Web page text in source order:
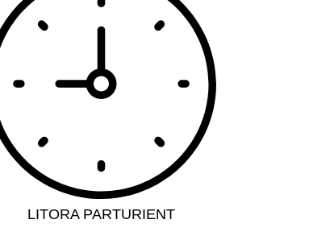
LITORA PARTURIENT